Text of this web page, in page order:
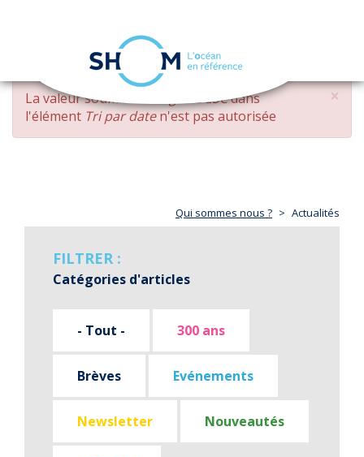
Aller
contenu
principal
navigation
×
MESSAGE
D'ERREUR
La valeur soumise changed DESCdans
l'élément Tri par daten'est pas autorisée
Qui sommes nous ? Actualités
FILTRER :
Catégories d'articles
- Tout - 300 ans
Brèves Evénements
Newsletter Nouveautés